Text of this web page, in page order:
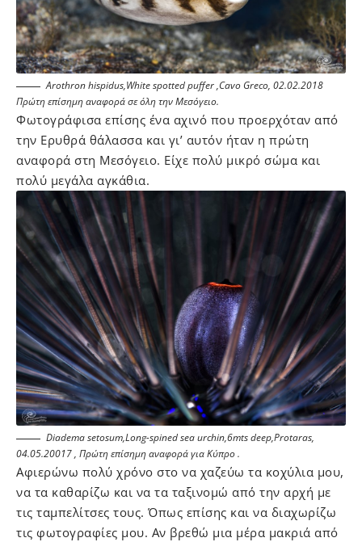
Arothron hispidus,White spotted puffer ,Cavo Greco, 02.02.2018
Πρώτη επίσημη αναφορά σε όλη την Μεσόγειο.
Φωτογράφισα επίσης ένα αχινό που προερχόταν από
την Ερυθρά θάλασσα και γι’ αυτόν ήταν η πρώτη
αναφορά στη Μεσόγειο. Είχε πολύ μικρό σώμα και
πολύ μεγάλα αγκάθια.
Diadema setosum,Long-spined sea urchin,6mts deep,Protaras,
04.05.20017 , Πρώτη επίσημη αναφορά για Κύπρο .
Αφιερώνω πολύ χρόνο στο να χαζεύω τα κοχύλια μου,
να τα καθαρίζω και να τα ταξινομώ από την αρχή με
τις ταμπελίτσες τους. Όπως επίσης και να διαχωρίζω
τις φωτογραφίες μου. Αν βρεθώ μια μέρα μακριά από